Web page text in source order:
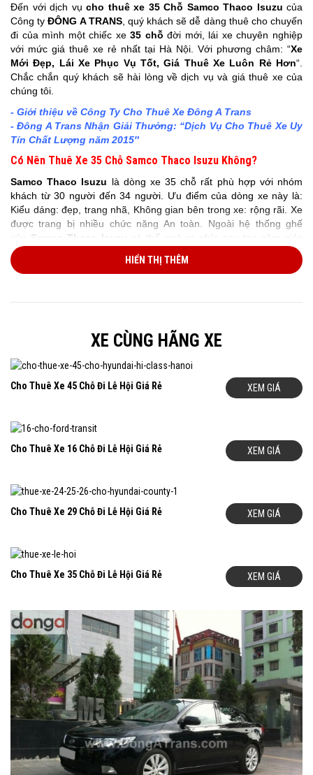
Đến với dịch vụ cho thuê xe 35 Chỗ Samco Thaco Isuzu của
Công tyĐÔNG A TRANS, quý khách sẽ dễ dàng thuê cho chuyến
đi của mình một chiếc xe35 chỗ đời mới, lái xe chuyên nghiệp
với mức giá thuê xe rẻ nhất tại Hà Nội. Với phương châm: “Xe
Mới Đẹp, Lái Xe Phục Vụ Tốt, Giá Thuê Xe Luôn Rẻ Hơn“.
Chắc chắn quý khách sẽ hài lòng về dịch vụ và giá thuê xe của
chúng tôi.
- Giới thiệu về Công Ty Cho Thuê Xe Đông A Trans
- Đông A Trans Nhận Giải Thưởng: “Dịch Vụ Cho Thuê Xe Uy
Tín Chất Lượng năm 2015″
Có Nên Thuê Xe 35 Chỗ Samco Thaco Isuzu Không?
Samco Thaco Isuzu là dòng xe 35 chỗ rất phù hợp với nhóm
khách từ 30 người đến 34 người. Ưu điểm của dòng xe này là:
Kiểu dáng: đẹp, trang nhã, Không gian bên trong xe: rộng rãi. Xe
được trang bị nhiều chức năng An toàn. Ngoài hệ thống ghế
của
Samco Thaco Isuzu
có thể ngả ra phía sau tạo cảm giác
thoải mái cho khách hàng trong mọi hành trình. Chính vì
vậy
là sự lựa chọn tốt nhất khi khách hàng
Thuê xe 35 chỗ đi du lịch,đi lễ hội đầu năm
Thuê xe 35 chỗ đi ngoại tỉnh
Thuê xe 35 chỗ đi đón tiễn sân bay Nội Bài
Thuê xe 35 chỗ đi công tác, thuê xe theo tháng đưa đón
nhân viên
Giá Thuê XeSamco Thaco IsuzuLà Bao Nhiêu?
Chúng Tôi cho thuêxe 35 Chỗ Samco Thaco Isuzuđã bao gồm
lái xe. Giá cho thuê xe phụ thuộc vào lịch trình của từng khách
hàng. Giá thuê được tính dựa trên các yếu tố: khoảng cách di
chuyển, thời gian sử dụng xe, số ngày thuê xe… Ngoài ra giá
thuê xe Samco Thaco Isuzucòn được tính trọn gói theo chuyến.
Chính vì vậy để có được mức giá thuê xe rẻ nhất phù hợp với lộ
trình của từng khách hàng. Hãy liên hệ ngay với chúng tôi và
chúng tôi biết yêu cầu thuê xe của quý khách: Ngày thuê xe, thời
gian xuất phát, điểm đón, điểm đến, Số km dự kiến cho lịch trình.
Chúng tôi sẽ báo giá tốt nhất cho quý khách.
HIỂN THỊ THÊM
XE CÙNG HÃNG XE
Cho Thuê Xe 45 Chỗ Đi Lễ Hội Giá Rẻ XEM GIÁ
Cho Thuê Xe 16 Chỗ Đi Lễ Hội Giá Rẻ XEM GIÁ
Cho Thuê Xe 29 Chỗ Đi Lễ Hội Giá Rẻ XEM GIÁ
Cho Thuê Xe 35 Chỗ Đi Lễ Hội Giá Rẻ XEM GIÁ